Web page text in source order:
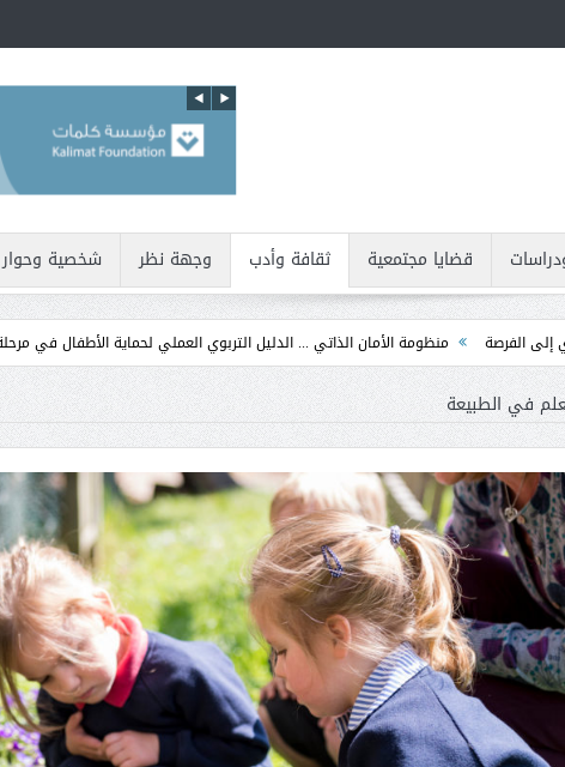
قضايا مجتمعية ثقافة وأدب وجهة نظر شخصية وحوار
منظومة الأمان الذاتي ... الدليل التربوي العملي لحماية الأطفال في مرحلة التدخل المبكر
في الطبيعة